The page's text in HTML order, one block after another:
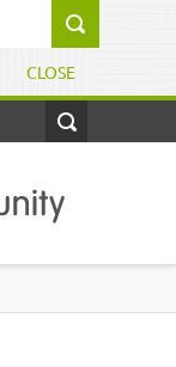
CLOSE